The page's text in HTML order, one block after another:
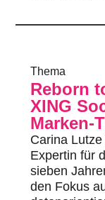
Thema
Reborn
XING
Marken-
Carina
Expertin für
sieben
den Fokus